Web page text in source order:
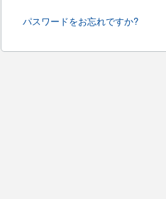
パスワードをお忘れですか?